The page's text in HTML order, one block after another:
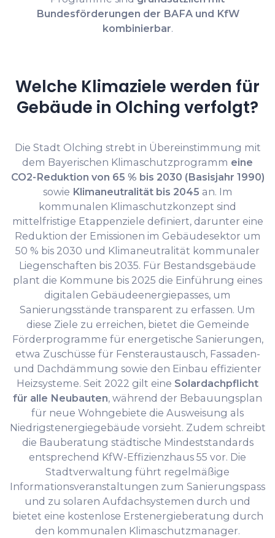
Bundesförderungen der BAFA und KfW
kombinierbar.
Welche Klimaziele werden für
Gebäude in Olching verfolgt?
Die Stadt Olching strebt in Übereinstimmung mit
dem Bayerischen Klimaschutzprogramm eine
CO2-Reduktion von 65 % bis 2030 (Basisjahr 1990)
sowie Klimaneutralität bis 2045 an. Im
kommunalen Klimaschutzkonzept sind
mittelfristige Etappenziele definiert, darunter eine
Reduktion der Emissionen im Gebäudesektor um
50 % bis 2030 und Klimaneutralität kommunaler
Liegenschaften bis 2035. Für Bestandsgebäude
plant die Kommune bis 2025 die Einführung eines
digitalen Gebäudeenergiepasses, um
Sanierungsstände transparent zu erfassen. Um
diese Ziele zu erreichen, bietet die Gemeinde
Förderprogramme für energetische Sanierungen,
etwa Zuschüsse für Fensteraustausch, Fassaden-
und Dachdämmung sowie den Einbau effizienter
Heizsysteme. Seit 2022 gilt eine Solardachpflicht
für alle Neubauten, während der Bebauungsplan
für neue Wohngebiete die Ausweisung als
Niedrigstenergiegebäude vorsieht. Zudem schreibt
die Bauberatung städtische Mindeststandards
entsprechend KfW-Effizienzhaus 55 vor. Die
Stadtverwaltung führt regelmäßige
Informationsveranstaltungen zum Sanierungspass
und zu solaren Aufdachsystemen durch und
bietet eine kostenlose Erstenergieberatung durch
den kommunalen Klimaschutzmanager.